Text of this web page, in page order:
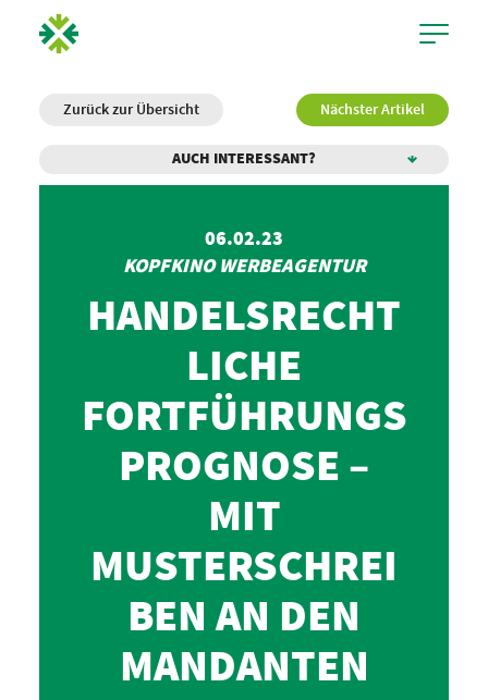
Zurück zur Übersicht Nächster Artikel
AUCH INTERESSANT?
06.02.23
KOPFKINO WERBEAGENTUR
HANDELSRECHT
LICHE
FORTFÜHRUNGS
PROGNOSE –
MIT
MUSTERSCHREI
BEN AN DEN
MANDANTEN